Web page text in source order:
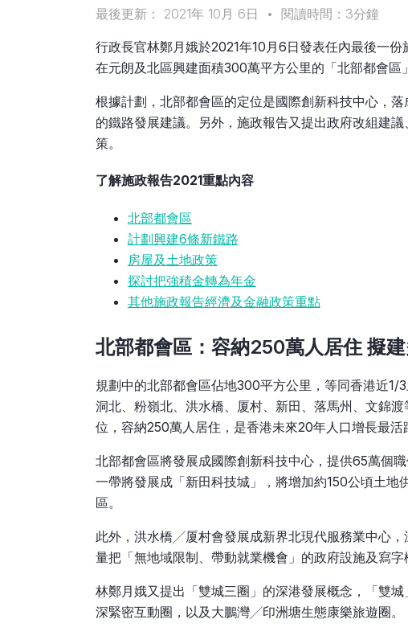
最後更新： 2021年 10月 6日
• 閱讀時間：3分鐘
行政長官林鄭月娥於2021年10月6日發表任內最後一
在元朗及北區興建面積300萬平方公里的「北部都會區
根據計劃，北部都會區的定位是國際創新科技中心，
的鐵路發展建議。另外，施政報告又提出政府改組建
策。
了解施政報告2021重點內容
北部都會區
計劃興建6條新鐵路
房屋及土地政策
探討把強積金轉為年金
其他施政報告經濟及金融政策重點
北部都會區：容納250萬人居住 擬
規劃中的北部都會區佔地300平方公里，等同香港近
洞北、粉嶺北、洪水橋、厦村、新田、落馬州、文錦
位，容納250萬人居住，是香港未來20年人口增長最活
北部都會區將發展成國際創新科技中心，提供65萬個
一帶將發展成「新田科技城」，將增加約150公頃土
區。
此外，洪水橋╱厦村會發展成新界北現代服務業中心
量把「無地域限制、帶動就業機會」的政府設施及寫字
林鄭月娥又提出「雙城三圈」的深港發展概念，「雙
深緊密互動圈，以及大鵬灣╱印洲塘生態康樂旅遊圈。